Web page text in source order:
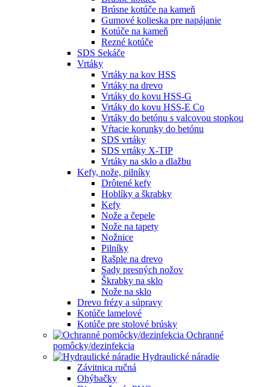
Brúsne kotúče na kameň
Gumové kolieska pre napájanie
Kotúče na kameň
Rezné kotúče
SDS Sekáče
Vrtáky
Vrtáky na kov HSS
Vrtáky na drevo
Vrtáky do kovu HSS-G
Vrtáky do kovu HSS-E Co
Vrtáky do betónu s valcovou stopkou
Vŕtacie korunky do betónu
SDS vrtáky
SDS vrtáky X-TIP
Vrtáky na sklo a dlažbu
Kefy, nože, pilníky
Drôtené kefy
Hoblíky a škrabky
Kefy
Nože a čepele
Nože na tapety
Nožnice
Pilníky
Rašple na drevo
Sady presných nožov
Škrabky na sklo
Nože na sklo
Drevo frézy a súpravy
Kotúče lamelové
Kotúče pre stolové brúsky
Ochranné
pomôcky/dezinfekcia
Hydraulické náradie
Závitnica ručná
Ohýbačky